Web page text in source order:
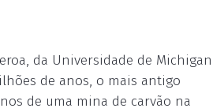
da Universidade de Michigan
de anos, o mais antigo
de uma mina de carvão na